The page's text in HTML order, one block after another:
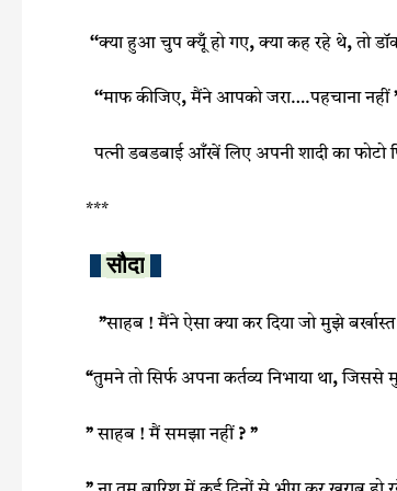
‘‘क्‍या हुआ चुप क्यूँ हो गए,क्या कह रहे थे,तो
‘‘माफ कीजिए,मैंने आपको जरा….पहचाना नहीं
पत्‍नी डबडबाई आँखें लिए अपनी शादी का फोटो
***
सौदा
”साहब ! मैंने ऐसा क्या कर दिया जो मुझे बर्खास्त
“तुमने तो सिर्फ अपना कर्तव्य निभाया था,जिससे
”साहब ! मैं समझा नहीं ? ”